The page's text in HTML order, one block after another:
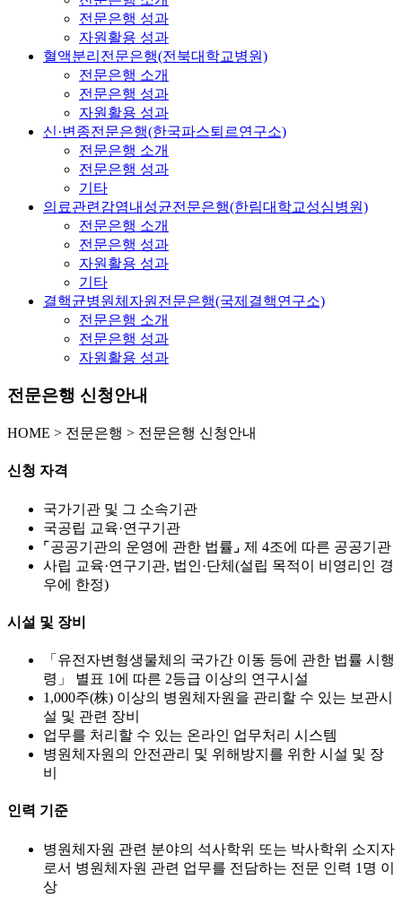
전문은행 성과
자원활용 성과
혈액분리전문은행(전북대학교병원)
전문은행 소개
전문은행 성과
자원활용 성과
신·변종전문은행(한국파스퇴르연구소)
전문은행 소개
전문은행 성과
기타
의료관련감염내성균전문은행(한림대학교성심병원)
전문은행 소개
전문은행 성과
자원활용 성과
기타
결핵균병원체자원전문은행(국제결핵연구소)
전문은행 소개
전문은행 성과
자원활용 성과
전문은행 신청안내
HOME > 전문은행 > 전문은행 신청안내
신청 자격
국가기관 및 그 소속기관
국공립 교육·연구기관
⌜공공기관의 운영에 관한 법률⌟ 제 4조에 따른 공공기관
사립 교육·연구기관, 법인·단체(설립 목적이 비영리인 경
우에 한정)
시설 및 장비
「유전자변형생물체의 국가간 이동 등에 관한 법률 시행
령」 별표 1에 따른 2등급 이상의 연구시설
1,000주(株) 이상의 병원체자원을 관리할 수 있는 보관시
설 및 관련 장비
업무를 처리할 수 있는 온라인 업무처리 시스템
병원체자원의 안전관리 및 위해방지를 위한 시설 및 장
비
인력 기준
병원체자원 관련 분야의 석사학위 또는 박사학위 소지자
로서 병원체자원 관련 업무를 전담하는 전문 인력 1명 이
상